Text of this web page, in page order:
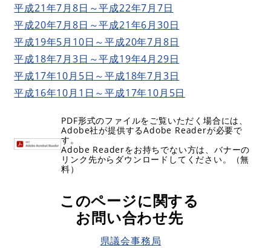
平成21年7月8日～平成22年7月7日
平成20年7月8日～平成21年6月30日
平成19年5月10日～平成20年7月8日
平成18年7月3日～平成19年4月29日
平成17年10月5日～平成18年7月3日
平成16年10月1日～平成17年10月5日
PDF形式のファイルをご覧いただく場合には、
Adobe社が提供するAdobe Readerが必要で
す。
Adobe Readerをお持ちでない方は、バナーの
リンク先からダウンロードしてください。（無
料）
このページに関する
お問い合わせ先
県議会事務局